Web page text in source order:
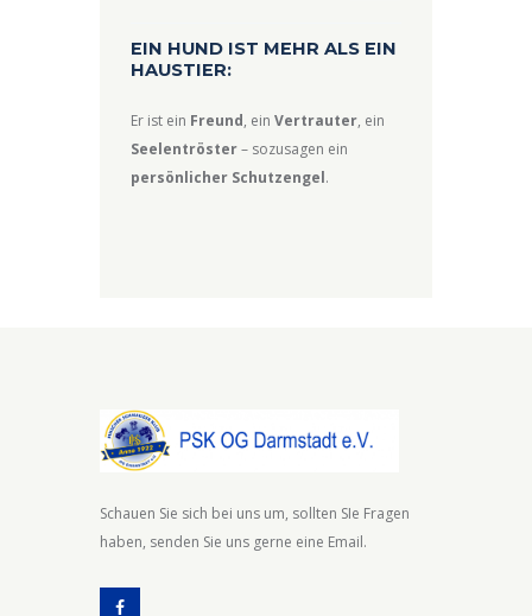
EIN HUND IST MEHR ALS EIN
HAUSTIER:
Er ist ein Freund, einVertrauter, ein
Seelentröster– sozusagen ein
persönlicher Schutzengel.
Schauen Sie sich bei uns um, sollten SIe Fragen
haben, senden Sie uns gerne eine Email.